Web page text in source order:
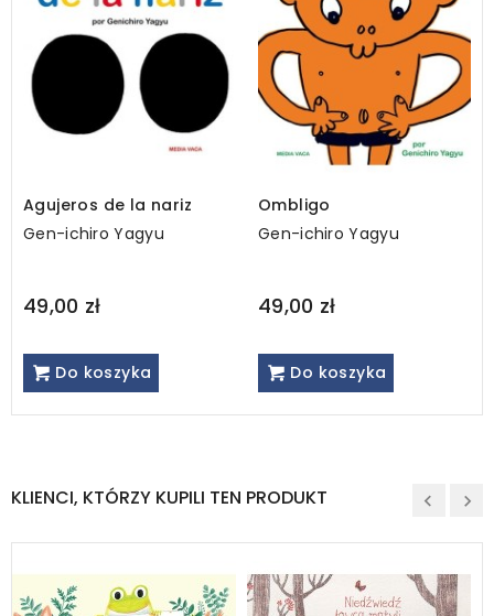
Agujeros de la nariz
Gen-ichiro Yagyu
49,00 zł
Do koszyka
Ombligo
Gen-ichiro Yagyu
49,00 zł
Do koszyka
KLIENCI, KTÓRZY KUPILI TEN PRODUKT